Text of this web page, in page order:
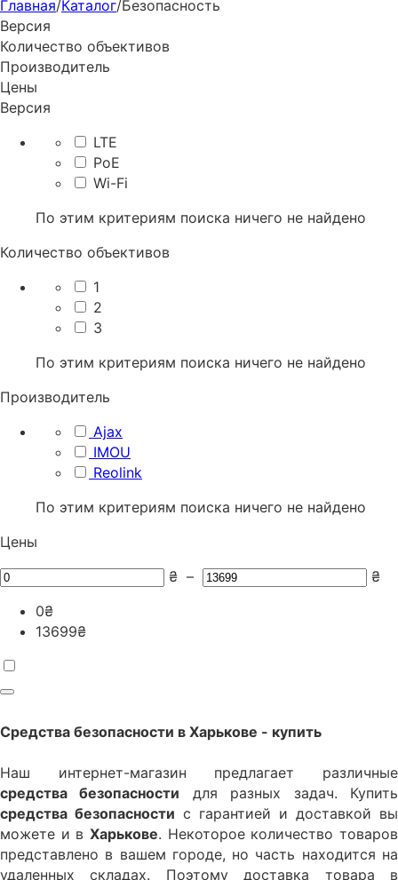
Главная/Каталог/Безопасность
Версия
Количество объективов
Производитель
Цены
Версия
LTE
PoE
Wi-Fi
По этим критериям поиска ничего не найдено
Количество объективов
1
2
3
По этим критериям поиска ничего не найдено
Производитель
Ajax
IMOU
Reolink
По этим критериям поиска ничего не найдено
Цены
₴ –
₴
0₴
13699₴
Средства безопасности в Харькове - купить
Наш интернет-магазин предлагает различные
средства безопасности для разных задач. Купить
средства безопасности с гарантией и доставкой вы
можете и в Харькове. Некоторое количество товаров
представлено в вашем городе, но часть находится на
удаленных складах. Поэтому доставка товара в